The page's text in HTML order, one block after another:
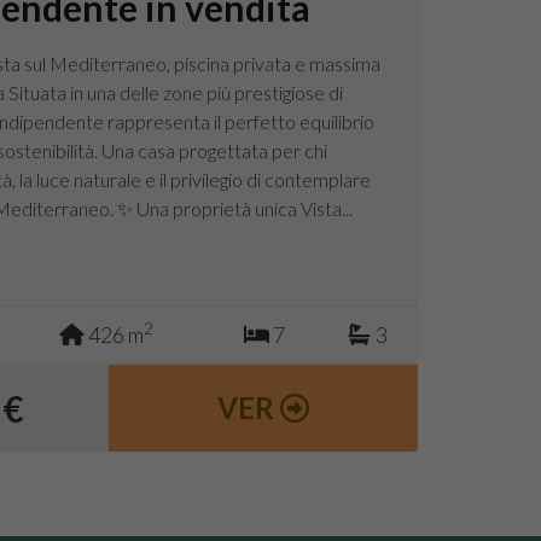
sul Mediterraneo, piscina privata e massima
in una delle zone più prestigiose di
rappresenta il perfetto equilibrio
Una casa progettata per chi
la luce naturale e il privilegio di contemplare
✨ Una proprietà unica Vista...
426 m2 7 3
VER